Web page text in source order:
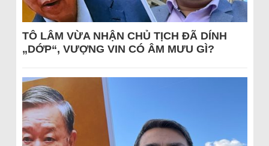
TÔ LÂM VỪA NHẬN CHỦ TỊCH ĐÃ DÍNH
„DỚP“, VƯỢNG VIN CÓ ÂM MƯU GÌ?